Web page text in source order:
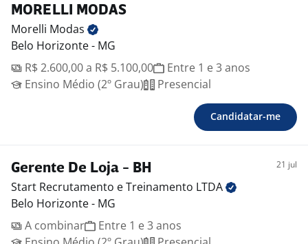
MORELLI MODAS
Morelli Modas
Belo Horizonte - MG
R$ 2.600,00 a R$ 5.100,00
Entre 1 e 3 anos
Ensino Médio (2º Grau)
Presencial
Candidatar-me
Gerente De Loja - BH 21 jul
Start Recrutamento e Treinamento LTDA
Belo Horizonte - MG
A combinar
Entre 1 e 3 anos